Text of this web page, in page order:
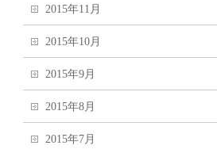
2015年11月
2015年10月
2015年9月
2015年8月
2015年7月